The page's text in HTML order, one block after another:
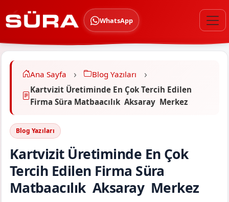
WhatsApp
Ana Sayfa
Blog Yazıları
Kartvizit Üretiminde En Çok Tercih Edilen
Firma Süra Matbaacılık Aksaray Merkez
Blog Yazıları
Kartvizit Üretiminde En Çok
Tercih Edilen Firma Süra
Matbaacılık Aksaray Merkez